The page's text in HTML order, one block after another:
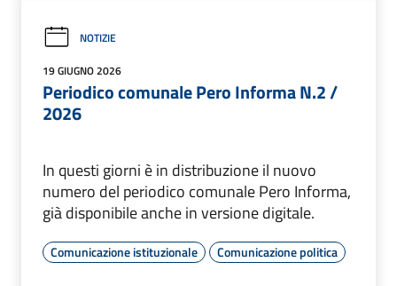
NOTIZIE
19 GIUGNO 2026
Periodico comunale Pero Informa N.2 /
2026
In questi giorni è in distribuzione il nuovo
numero del periodico comunale Pero Informa,
già disponibile anche in versione digitale.
Comunicazione istituzionale Comunicazione politica